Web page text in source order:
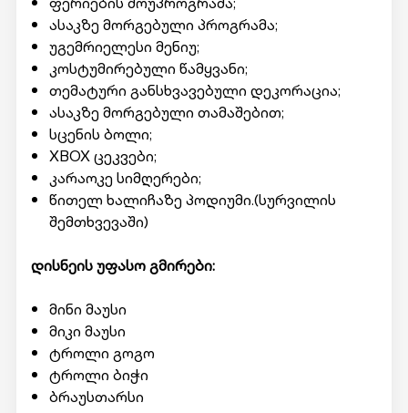
ასაკზე მორგებული პროგრამა;
უგემრიელესი მენიუ;
კოსტუმირებული წამყვანი;
თემატური განსხვავებული დეკორაცია;
ასაკზე მორგებული თამაშებით;
სცენის ბოლი;
XBOX ცეკვები;
კარაოკე სიმღერები;
წითელ ხალიჩაზე პოდიუმი.(სურვილის
შემთხვევაში)
დისნეის უფასო გმირები:
მინი მაუსი
მიკი მაუსი
ტროლი გოგო
ტროლი ბიჭი
ბრაუსთარსი